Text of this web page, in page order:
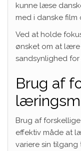
kunne læse
med i danske film
Ved at holde
ønsket om at lære
sandsynlighed for
Brug af
Brug af
effektiv måde at
variere sin